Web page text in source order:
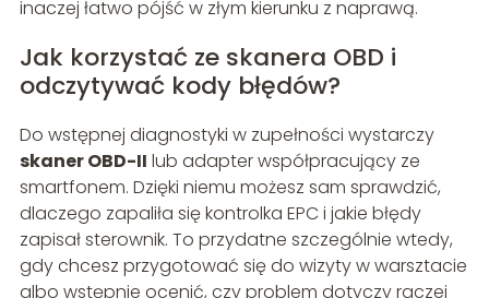
inaczej łatwo pójść w złym kierunku z naprawą.
Jak korzystać ze skanera OBD i
odczytywać kody błędów?
Do wstępnej diagnostyki w zupełności wystarczy
skaner OBD-II lub adapter współpracujący ze
smartfonem. Dzięki niemu możesz sam sprawdzić,
dlaczego zapaliła się kontrolka EPC i jakie błędy
zapisał sterownik. To przydatne szczególnie wtedy,
gdy chcesz przygotować się do wizyty w warsztacie
albo wstępnie ocenić, czy problem dotyczy raczej